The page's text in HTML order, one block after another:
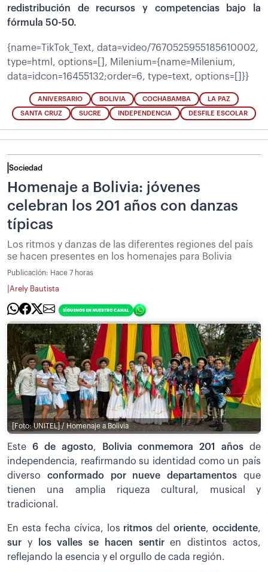
redistribución de recursos y competencias bajo la
fórmula 50-50.
{name=TikTok_Text, data=video/7670525955185610002,
type=html, options=[], Milenium={name=Milenium,
data=idcon=16455132;order=6, type=text, options=[]}}
ANIVERSARIO BOLIVIA COCHABAMBA LA PAZ
SANTA CRUZ SUCRE INDEPENDENCIA DESFILE ESCOLAR
Sociedad
Homenaje a Bolivia: jóvenes
celebran los 201 años con danzas
típicas
Los ritmos y danzas de las diferentes regiones del país
se hacen presentes en los homenajes para Bolivia
Publicación: Hace 7 horas
Arely Bautista
[Foto: UNITEL] / Homenaje a Bolivia
Este 6 de agosto, Bolivia conmemora 201 años de
independencia, reafirmando su identidad como un país
diverso conformado por nueve departamentos que
tienen una amplia riqueza cultural, musical y
tradicional.
En esta fecha cívica, los ritmosdeloriente, occidente,
sur y los valles se hacen sentiren distintos actos,
reflejando la esencia y el orgullo de cada región.